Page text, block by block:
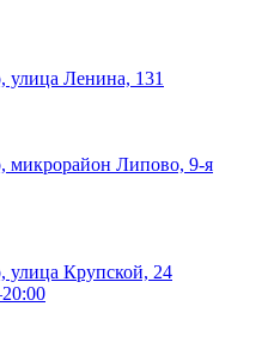
улица Ленина, 131
микрорайон Липово, 9-я
улица Крупской, 24